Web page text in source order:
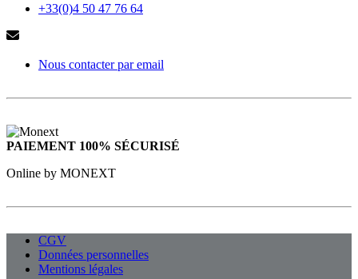
+33(0)4 50 47 76 64
Nous contacter par email
PAIEMENT 100% SÉCURISÉ
Online by MONEXT
CGV
Données personnelles
Mentions légales